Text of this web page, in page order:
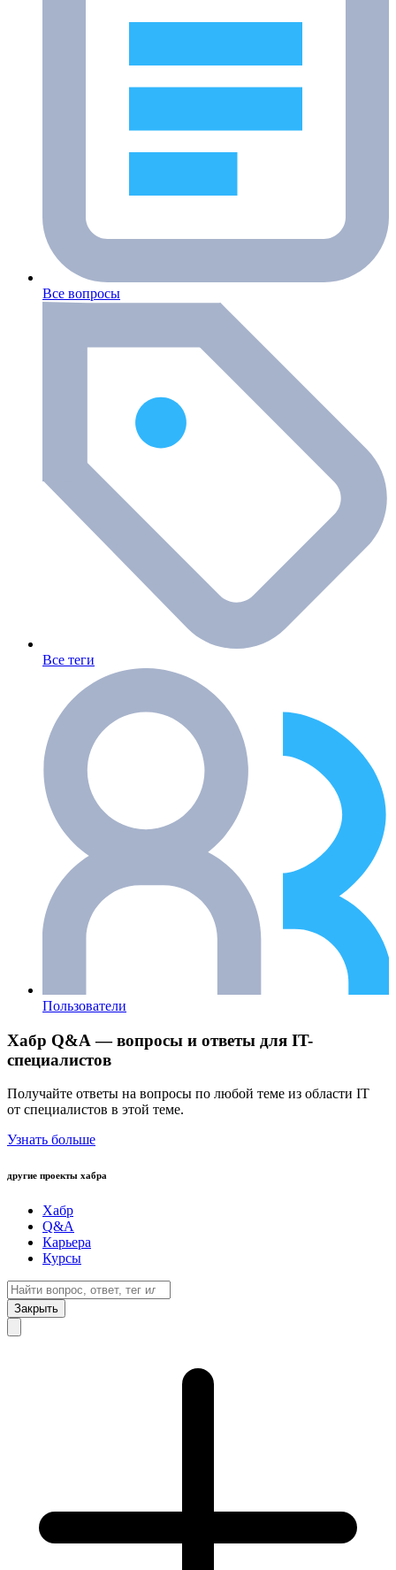
Все вопросы
Все теги
Пользователи
Хабр Q&A — вопросы и ответы для IT-
специалистов
Получайте ответы на вопросы по любой теме из области IT
от специалистов в этой теме.
Узнать больше
другие проекты хабра
Хабр
Q&A
Карьера
Курсы
Закрыть